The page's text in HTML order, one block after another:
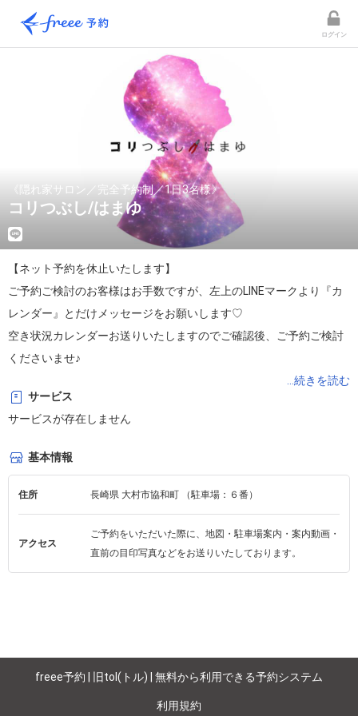
ログイン
《隠れ家サロン／完全予約制／1日3名様》
コリつぶし/はまゆ
【ネット予約を休止いたします】
ご予約ご検討のお客様はお手数ですが、左上のLINEマークより『カ
レンダー』とだけメッセージをお願いします♡
空き状況カレンダーお送りいたしますのでご確認後、ご予約ご検討
くださいませ♪
LINE: @933bmvea
営業時間外にいただいたご連絡につきまして、
翌営業日以降に順次返信させていただきます。
浜田裕子（歴19年）
...続きを読む
サービス
サービスが存在しません
基本情報
住所 長崎県 大村市協和町 （駐車場：６番）
アクセス
ご予約をいただいた際に、地図・駐車場案内・案内動画・
直前の目印写真などをお送りいたしております。
freee予約 | 旧tol(トル) | 無料から利用できる予約システム
利用規約